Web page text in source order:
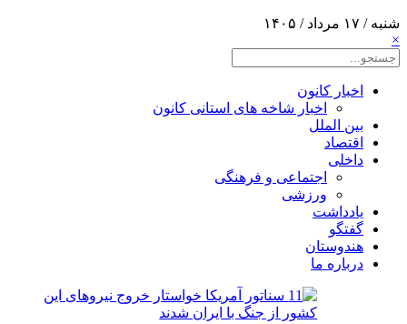
شنبه / ۱۷ مرداد / ۱۴۰۵
×
اخبار کانون
اخبار شاخه های استانی کانون
بین الملل
اقتصاد
داخلی
اجتماعی و فرهنگی
ورزشی
یادداشت
گفتگو
هندوستان
درباره ما